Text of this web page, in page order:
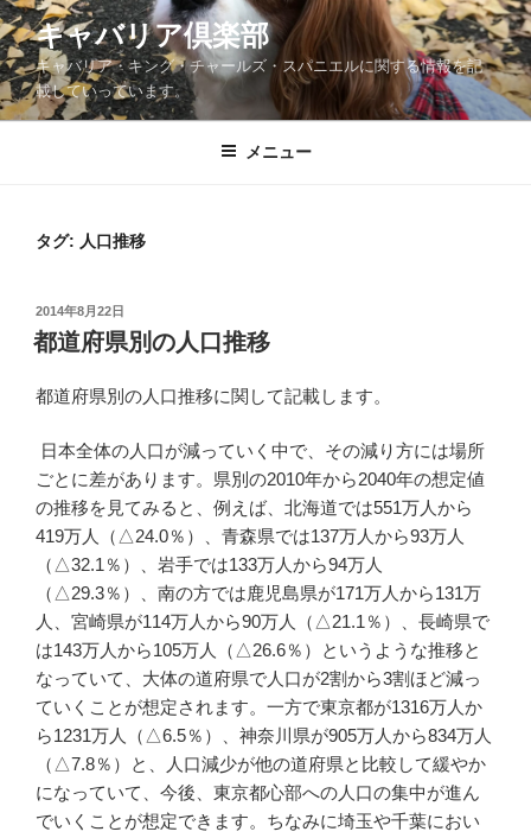
コ
ン
テ
ン
ツ
キャバリア倶楽部
キャバリア・キング・チャールズ・スパニエルに関する情報を記
載していっています。
メニュー
タグ: 人口推移
投
稿
日:
2014年8月22日
都道府県別の人口推移
都道府県別の人口推移に関して記載します。
日本全体の人口が減っていく中で、その減り方には場所
ごとに差があります。県別の2010年から2040年の想定値
の推移を見てみると、例えば、北海道では551万人から
419万人（△24.0％）、青森県では137万人から93万人
（△32.1％）、岩手では133万人から94万人
（△29.3％）、南の方では鹿児島県が171万人から131万
人、宮崎県が114万人から90万人（△21.1％）、長崎県で
は143万人から105万人（△26.6％）というような推移と
なっていて、大体の道府県で人口が2割から3割ほど減っ
ていくことが想定されます。一方で東京都が1316万人か
ら1231万人（△6.5％）、神奈川県が905万人から834万人
（△7.8％）と、人口減少が他の道府県と比較して緩やか
になっていて、今後、東京都心部への人口の集中が進ん
でいくことが想定できます。ちなみに埼玉や千葉におい